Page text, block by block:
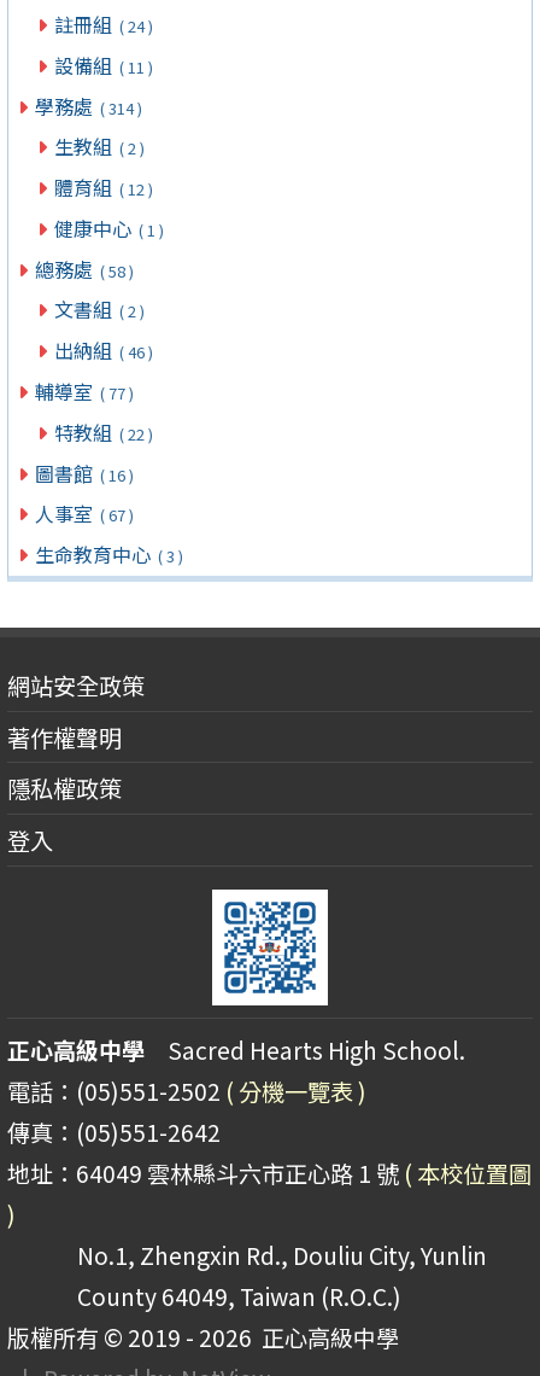
註冊組 ( 24 )
設備組 ( 11 )
學務處 ( 314 )
生教組 ( 2 )
體育組 ( 12 )
健康中心 ( 1 )
總務處 ( 58 )
文書組 ( 2 )
出納組 ( 46 )
輔導室 ( 77 )
特教組 ( 22 )
圖書館 ( 16 )
人事室 ( 67 )
生命教育中心 ( 3 )
網站安全政策
著作權聲明
隱私權政策
登入
正心高級中學 Sacred Hearts High School.
電話：(05)551-2502 ( 分機一覽表 )
傳真：(05)551-2642
地址：64049 雲林縣斗六市正心路 1 號 ( 本校位置圖
)
No.1, Zhengxin Rd., Douliu City, Yunlin
County 64049, Taiwan (R.O.C.)
版權所有 © 2019 - 2026 正心高級中學